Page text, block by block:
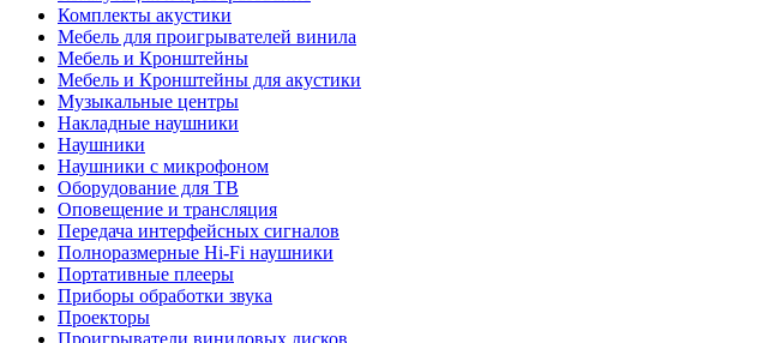
Комплекты акустики
Мебель для проигрывателей винила
Мебель и Кронштейны
Мебель и Кронштейны для акустики
Музыкальные центры
Накладные наушники
Наушники
Наушники с микрофоном
Оборудование для ТВ
Оповещение и трансляция
Передача интерфейсных сигналов
Полноразмерные Hi-Fi наушники
Портативные плееры
Приборы обработки звука
Проекторы
Проигрыватели виниловых дисков